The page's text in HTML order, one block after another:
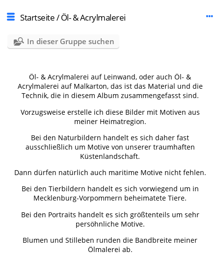
Startseite/Öl- & Acrylmalerei
In dieser Gruppe suchen
Öl- & Acrylmalerei auf Leinwand, oder auch Öl- &
Acrylmalerei auf Malkarton, das ist das Material und die
Technik, die in diesem Album zusammengefasst sind.
Vorzugsweise erstelle ich diese Bilder mit Motiven aus
meiner Heimatregion.
Bei den Naturbildern handelt es sich daher fast
ausschließlich um Motive von unserer traumhaften
Küstenlandschaft.
Dann dürfen natürlich auch maritime Motive nicht fehlen.
Bei den Tierbildern handelt es sich vorwiegend um in
Mecklenburg-Vorpommern beheimatete Tiere.
Bei den Portraits handelt es sich größtenteils um sehr
persöhnliche Motive.
Blumen und Stilleben runden die Bandbreite meiner
Ölmalerei ab.